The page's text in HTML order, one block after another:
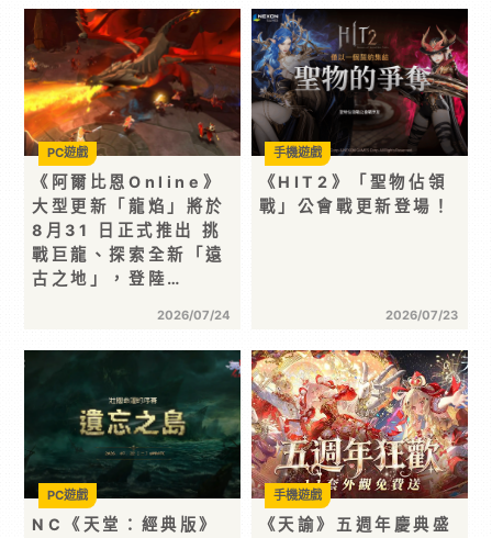
《阿爾比恩Online》
大型更新「龍焰」將於
8月31 日正式推出 挑
戰巨龍、探索全新「遠
古之地」，登陸…
2026/07/24
PC遊戲
《HIT2》「聖物佔領
戰」公會戰更新登場！
2026/07/23
手機遊戲
NC《天堂：經典版》
PC遊戲
《天諭》五週年慶典盛
手機遊戲